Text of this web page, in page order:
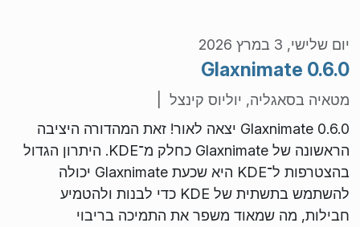
יום שלישי, 3 במרץ 2026
Glaxnimate 0.6.0
מטאיה בסאגליה, יוליוס קינצל |
Glaxnimate 0.6.0 יצאה לאור! זאת המהדורה היציבה
הראשונה של Glaxnimate כחלק מ־KDE. היתרון הגדול
בהצטרפות ל־KDE היא שכעת Glaxnimate יכולה
להשתמש בתשתית של KDE כדי לבנות ולהטמיע
חבילות, מה שמאוד משפר את התמיכה בריבוי